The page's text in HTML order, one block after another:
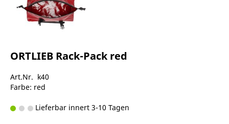
ORTLIEB Rack-Pack red
Art.Nr. k40
Farbe: red
Lieferbar innert 3-10 Tagen